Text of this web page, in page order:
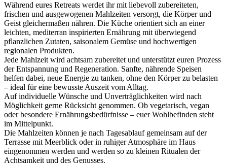
Während eures Retreats werdet ihr mit liebevoll zubereiteten,
frischen und ausgewogenen Mahlzeiten versorgt, die Körper und
Geist gleichermaßen nähren. Die Küche orientiert sich an einer
leichten, mediterran inspirierten Ernährung mit überwiegend
pflanzlichen Zutaten, saisonalem Gemüse und hochwertigen
regionalen Produkten.
Jede Mahlzeit wird achtsam zubereitet und unterstützt euren Prozess
der Entspannung und Regeneration. Sanfte, nährende Speisen
helfen dabei, neue Energie zu tanken, ohne den Körper zu belasten
– ideal für eine bewusste Auszeit vom Alltag.
Auf individuelle Wünsche und Unverträglichkeiten wird nach
Möglichkeit gerne Rücksicht genommen. Ob vegetarisch, vegan
oder besondere Ernährungsbedürfnisse – euer Wohlbefinden steht
im Mittelpunkt.
Die Mahlzeiten können je nach Tagesablauf gemeinsam auf der
Terrasse mit Meerblick oder in ruhiger Atmosphäre im Haus
eingenommen werden und werden so zu kleinen Ritualen der
Achtsamkeit und des Genusses.